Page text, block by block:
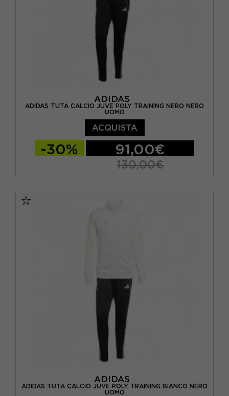
ADIDAS
ADIDAS TUTA CALCIO JUVE POLY TRAINING NERO NERO
UOMO
ACQUISTA
-30% 91,00€
130,00€
ADIDAS
ADIDAS TUTA CALCIO JUVE POLY TRAINING BIANCO NERO
UOMO